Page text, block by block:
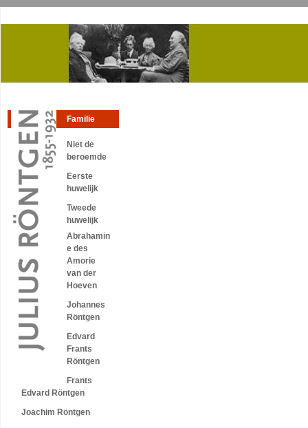
Familie
Niet de
beroemde
Eerste
huwelijk
Tweede
huwelijk
Abrahamin
e des
Amorie
van der
Hoeven
Johannes
Röntgen
Edvard
Frants
Röntgen
Frants
Edvard Röntgen
Joachim Röntgen